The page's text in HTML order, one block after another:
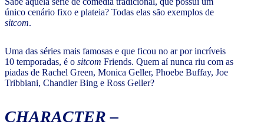
único cenário fixo e plateia? Todas elas são exemplos de
sitcom.
Uma das séries mais famosas e que ficou no ar por incríveis
10 temporadas, é o sitcom Friends. Quem aí nunca riu com as
piadas de Rachel Green, Monica Geller, Phoebe Buffay, Joe
Tribbiani, Chandler Bing e Ross Geller?
CHARACTER–